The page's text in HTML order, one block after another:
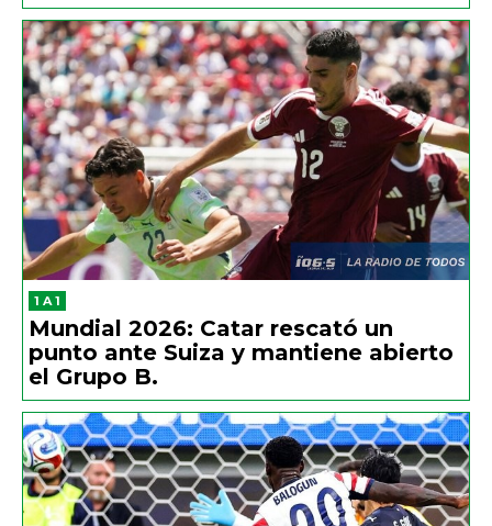
1 A 1
Mundial 2026: Catar rescató un
punto ante Suiza y mantiene abierto
el Grupo B.